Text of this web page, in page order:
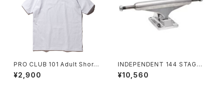
PRO CLUB 101 Adult Short
Sleeve Heavy Weight Tee
プロクラブ ヘビーウェイト
¥2,900
INDEPENDENT 144 STAGE
11 POLISHED STANDARD S
KATEBOARD TRUCKS イン
¥10,560